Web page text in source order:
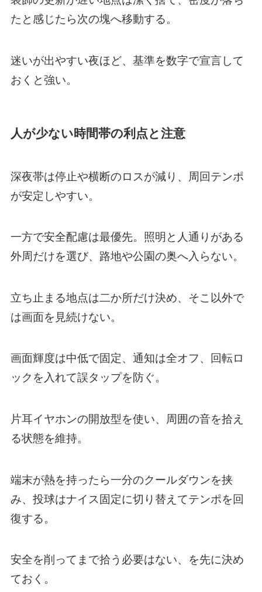
たと感じたら次の塊へ移動する。
迷いが出やすい夜ほど、基準を数字で宣言して
おくと強い。
人が少ない時間帯の利点と注意
深夜帯は停止や横断のロスが減り、周回テンポ
が安定しやすい。
一方で安全配慮は最優先。照明と人通りがある
外周だけを選び、路地や公園の奥へ入らない。
立ち止まる地点は二か所だけ決め、そこ以外で
は画面を見続けない。
画面輝度は中低で固定、通知は全オフ、回転ロ
ックを入れて誤タップを防ぐ。
片耳イヤホンの開放型を使い、周囲の音を拾え
る状態を維持。
端末が熱を持ったら一分のクールダウンを挟
み、投球はナイス固定に切り替えてテンポを回
復する。
安全を削ってまで拾う必要はない、を先に決め
ておく。